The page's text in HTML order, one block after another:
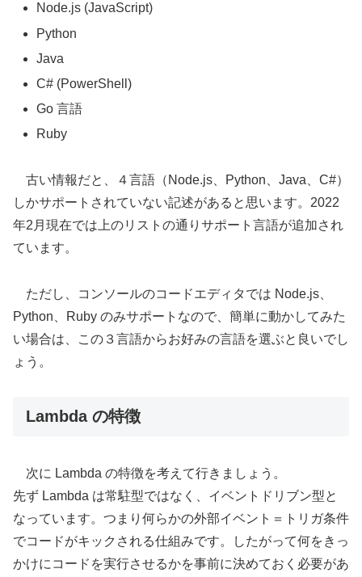
Node.js (JavaScript)
Python
Java
C# (PowerShell)
Go 言語
Ruby
古い情報だと、４言語（Node.js、Python、Java、C#）
しかサポートされていない記述があると思います。2022
年2月現在では上のリストの通りサポート言語が追加され
ています。
ただし、コンソールのコードエディタでは Node.js、
Python、Ruby のみサポートなので、簡単に動かしてみた
い場合は、この３言語からお好みの言語を選ぶと良いでし
ょう。
Lambda の特徴
次に Lambda の特徴を考えて行きましょう。
先ず Lambda は常駐型ではなく、イベントドリブン型と
なっています。つまり何らかの外部イベント＝トリガ条件
でコードがキックされる仕組みです。したがって何をきっ
かけにコードを実行させるかを事前に決めておく必要があ